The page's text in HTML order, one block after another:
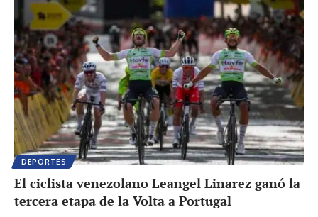
DEPORTES
El ciclista venezolano Leangel Linarez ganó la
tercera etapa de la Volta a Portugal